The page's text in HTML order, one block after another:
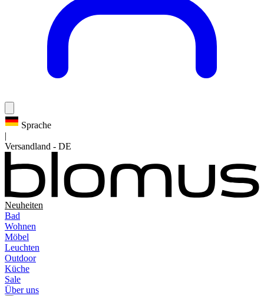
Sprache
|
Versandland - DE
Neuheiten
Bad
Wohnen
Möbel
Leuchten
Outdoor
Küche
Sale
Über uns